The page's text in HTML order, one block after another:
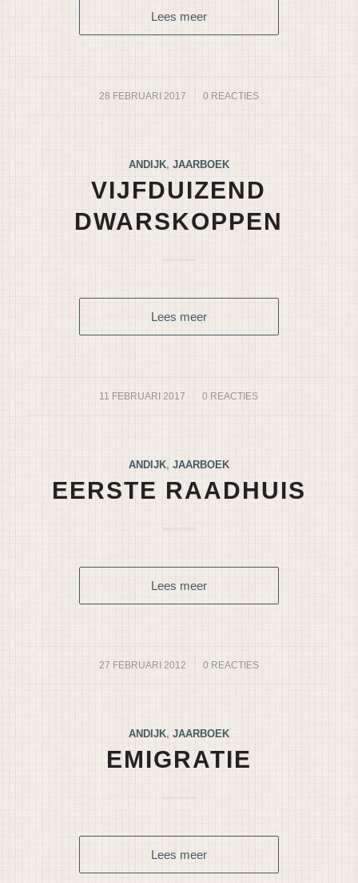
Lees meer
28 FEBRUARI 2017
/ 0 REACTIES
ANDIJK, JAARBOEK
VIJFDUIZEND
DWARSKOPPEN
Lees meer
11 FEBRUARI 2017
/ 0 REACTIES
ANDIJK, JAARBOEK
EERSTE RAADHUIS
Lees meer
27 FEBRUARI 2012
/ 0 REACTIES
ANDIJK, JAARBOEK
EMIGRATIE
Lees meer